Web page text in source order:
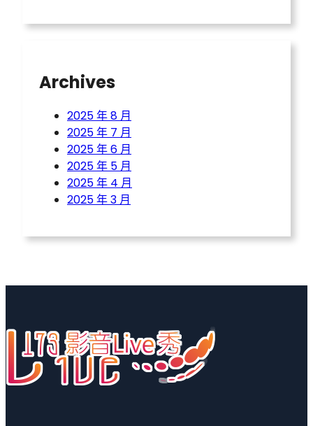
Archives
2025 年 8 月
2025 年 7 月
2025 年 6 月
2025 年 5 月
2025 年 4 月
2025 年 3 月